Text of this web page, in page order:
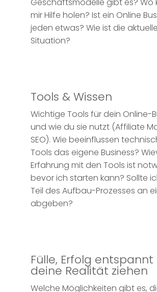
mir Hilfe holen? Ist ein Online
jeden etwas? Wie ist die
Situation?
Tools & Wissen
Wichtige Tools für dein Online-
und wie du sie nutzt (Affiliate
SEO). Wie beeinflussen
Tools das eigene Business?
Erfahrung mit den Tools ist
bevor ich starten kann? Sollte
Teil des Aufbau-Prozesses an
abgeben?
Fülle, Erfolg entspannt
deine Realität ziehen
Welche Möglichkeiten gibt es,